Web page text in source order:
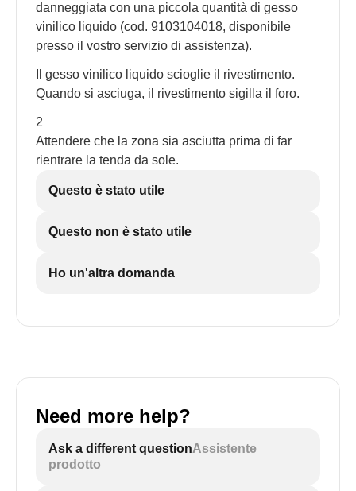
danneggiata con una piccola quantità di gesso
vinilico liquido (cod. 9103104018, disponibile
presso il vostro servizio di assistenza).
Il gesso vinilico liquido scioglie il rivestimento.
Quando si asciuga, il rivestimento sigilla il foro.
2
Attendere che la zona sia asciutta prima di far
rientrare la tenda da sole.
Questo è stato utile
Questo non è stato utile
Ho un'altra domanda
Need more help?
Ask a different questionAssistente
prodotto